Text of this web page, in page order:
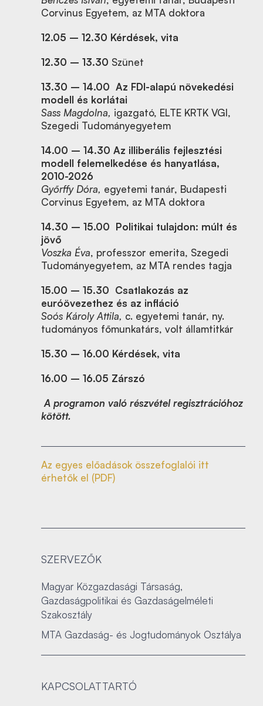
Corvinus Egyetem, az MTA doktora
12.05 – 12.30 Kérdések, vita
12.30 – 13.30 Szünet
13.30 – 14.00 Az FDI-alapú növekedési
modell és korlátai
Sass Magdolna, igazgató, ELTE KRTK VGI,
Szegedi Tudományegyetem
14.00 – 14.30 Az illiberális fejlesztési
modell felemelkedése és hanyatlása,
2010-2026
Győrffy Dóra, egyetemi tanár, Budapesti
Corvinus Egyetem, az MTA doktora
14.30 – 15.00 Politikai tulajdon: múlt és
jövő
Voszka Éva, professzor emerita, Szegedi
Tudományegyetem, az MTA rendes tagja
15.00 – 15.30 Csatlakozás az
euróövezethez és az infláció
Soós Károly Attila, c. egyetemi tanár, ny.
tudományos főmunkatárs, volt államtitkár
15.30 – 16.00 Kérdések, vita
16.00 – 16.05 Zárszó
A programon való részvétel regisztrációhoz
kötött.
Az egyes előadások összefoglalói itt
érhetők el (PDF)
SZERVEZŐK
Magyar Közgazdasági Társaság,
Gazdaságpolitikai és Gazdaságelméleti
Szakosztály
MTA Gazdaság- és Jogtudományok Osztálya
KAPCSOLATTARTÓ